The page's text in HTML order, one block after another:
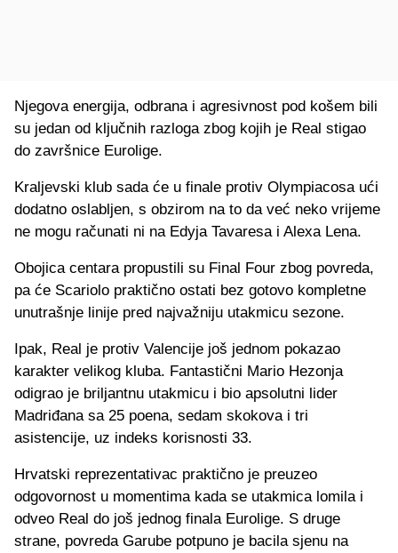
Njegova energija, odbrana i agresivnost pod košem bili
su jedan od ključnih razloga zbog kojih je Real stigao
do završnice Eurolige.
Kraljevski klub sada će u finale protiv Olympiacosa ući
dodatno oslabljen, s obzirom na to da već neko vrijeme
ne mogu računati ni na Edyja Tavaresa i Alexa Lena.
Obojica centara propustili su Final Four zbog povreda,
pa će Scariolo praktično ostati bez gotovo kompletne
unutrašnje linije pred najvažniju utakmicu sezone.
Ipak, Real je protiv Valencije još jednom pokazao
karakter velikog kluba. Fantastični Mario Hezonja
odigrao je briljantnu utakmicu i bio apsolutni lider
Madriđana sa 25 poena, sedam skokova i tri
asistencije, uz indeks korisnosti 33.
Hrvatski reprezentativac praktično je preuzeo
odgovornost u momentima kada se utakmica lomila i
odveo Real do još jednog finala Eurolige. S druge
strane, povreda Garube potpuno je bacila sjenu na